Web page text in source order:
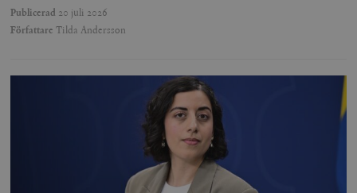
Publicerad 20 juli 2026
Författare Tilda Andersson